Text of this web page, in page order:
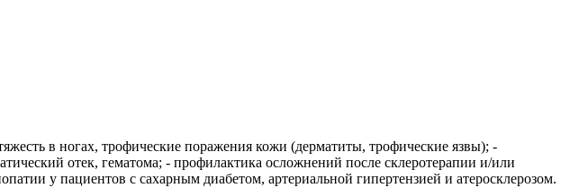
в ногах, трофические поражения кожи (дерматиты, трофические язвы); -
отек, гематома; - профилактика осложнений после склеротерапии и/или
у пациентов с сахарным диабетом, артериальной гипертензией и атеросклерозом.